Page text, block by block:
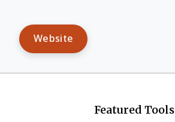
Website
Featured Tools